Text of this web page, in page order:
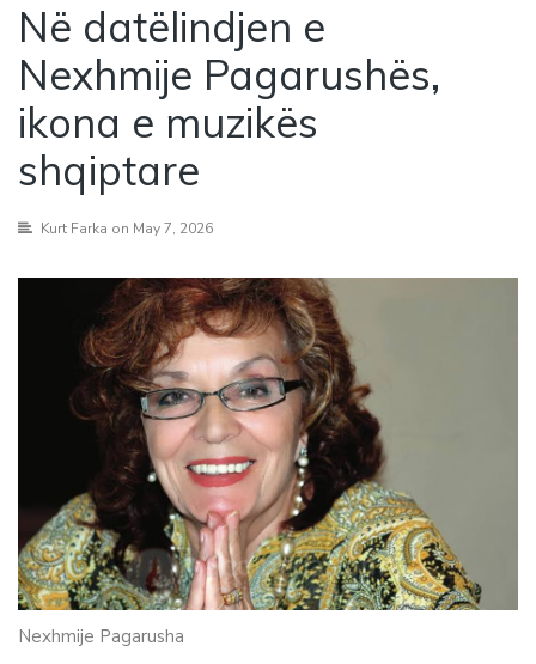
Në datëlindjen e
Nexhmije Pagarushës,
ikona e muzikës
shqiptare
Kurt Farka on May 7, 2026
Nexhmije Pagarusha